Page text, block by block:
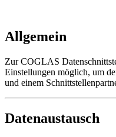
Allgemein
Zur COGLAS
Einstellungen möglich, um
und einem
Datenaustausch